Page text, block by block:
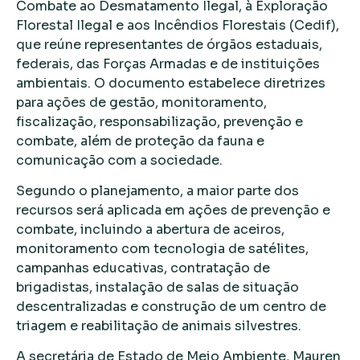
Combate ao Desmatamento Ilegal, à Exploração
Florestal Ilegal e aos Incêndios Florestais (Cedif),
que reúne representantes de órgãos estaduais,
federais, das Forças Armadas e de instituições
ambientais. O documento estabelece diretrizes
para ações de gestão, monitoramento,
fiscalização, responsabilização, prevenção e
combate, além de proteção da fauna e
comunicação com a sociedade.
Segundo o planejamento, a maior parte dos
recursos será aplicada em ações de prevenção e
combate, incluindo a abertura de aceiros,
monitoramento com tecnologia de satélites,
campanhas educativas, contratação de
brigadistas, instalação de salas de situação
descentralizadas e construção de um centro de
triagem e reabilitação de animais silvestres.